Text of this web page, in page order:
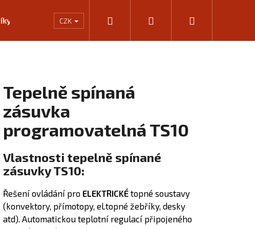
Rámování Kalkulačka výkonu infrapanelů
CZK Přihlášení
Tepelně spínaná
zásuvka
programovatelná TS10
Vlastnosti tepelně spínané
zásuvky TS10:
Řešení ovládání pro ELEKTRICKÉ topné soustavy
(konvektory, přímotopy, el.topné žebříky, desky
atd). Automatickou teplotní regulací připojeného
Následující